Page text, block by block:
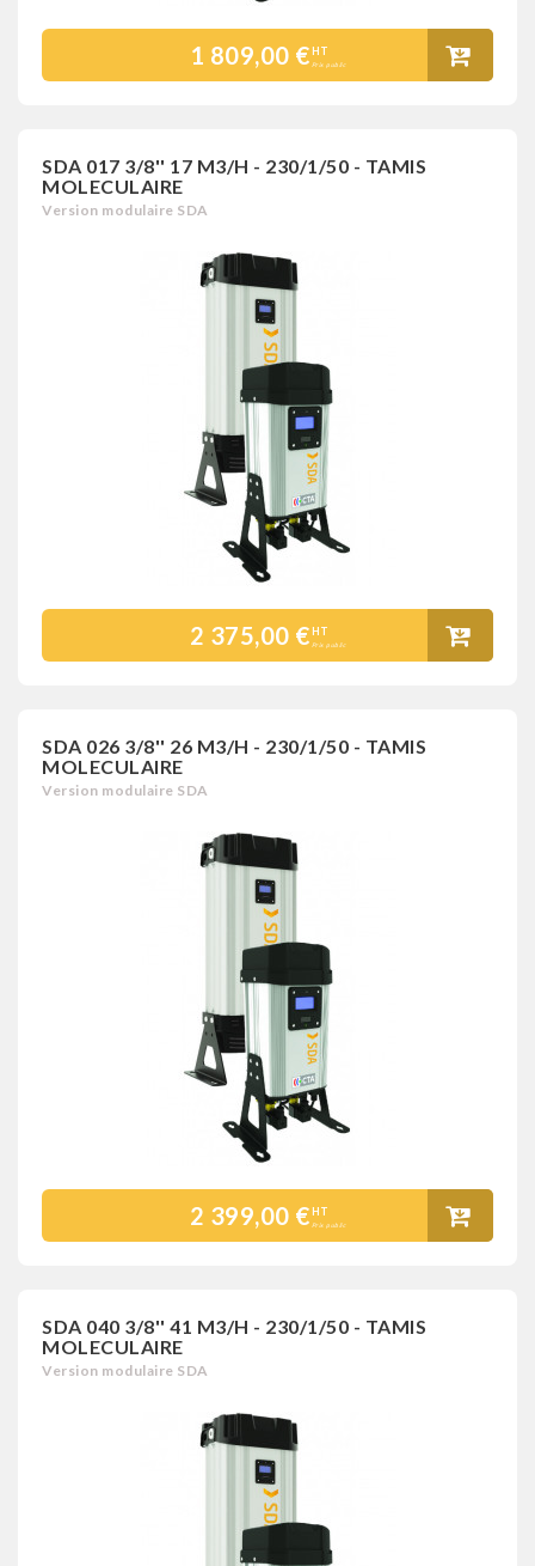
1 809,00 €HT
Prix public
SDA 017 3/8'' 17 M3/H - 230/1/50 - TAMIS
MOLECULAIRE
Version modulaire SDA
2 375,00 €HT
Prix public
SDA 026 3/8'' 26 M3/H - 230/1/50 - TAMIS
MOLECULAIRE
Version modulaire SDA
2 399,00 €HT
Prix public
SDA 040 3/8'' 41 M3/H - 230/1/50 - TAMIS
MOLECULAIRE
Version modulaire SDA